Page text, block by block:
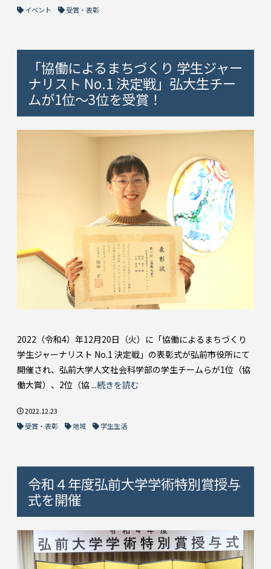
イベント
受賞・表彰
「協働によるまちづくり 学生ジャー
ナリスト No.1 決定戦」弘大生チー
ムが1位～3位を受賞！
2022（令和4）年12月20日（火）に「協働によるまちづくり
学生ジャーナリスト No.1 決定戦」の表彰式が弘前市役所にて
開催され、弘前大学人文社会科学部の学生チームらが1位（協
働大賞）、2位（協 ...続きを読む
2022.12.23
受賞・表彰
地域 学生生活
令和４年度弘前大学学術特別賞授与
式を開催